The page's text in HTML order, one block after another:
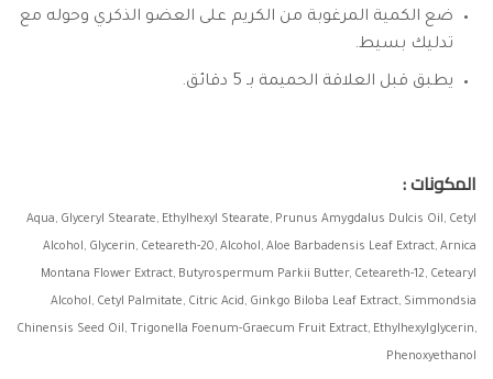
ضع الكمية المرغوبة من الكريم على العضو الذكري وحوله مع
تدليك بسيط.
يطبق قبل العلاقة الحميمة بـ 5 دقائق.
المكونات :
Aqua, Glyceryl Stearate, Ethylhexyl Stearate, Prunus Amygdalus Dulcis Oil, Cetyl
Alcohol, Glycerin, Ceteareth-20, Alcohol, Aloe Barbadensis Leaf Extract, Arnica
Montana Flower Extract, Butyrospermum Parkii Butter, Ceteareth-12, Cetearyl
Alcohol, Cetyl Palmitate, Citric Acid, Ginkgo Biloba Leaf Extract, Simmondsia
Chinensis Seed Oil, Trigonella Foenum-Graecum Fruit Extract, Ethylhexylglycerin,
Phenoxyethanol